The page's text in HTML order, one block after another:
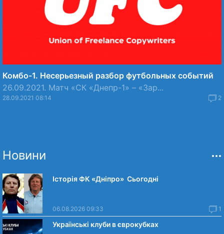
Комбо-1. Несерьезный разбор футбольных событий
26.09.2021. Матч «СК «Днепр-1» – «Зар...
28.09.2021 08:14 2
Новини
Історія ФК «Дніпро» Сьогодні
06.08.2026 09:33 1
Українські клуби в єврокубках